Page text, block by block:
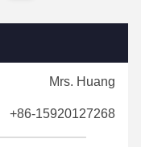
Mrs. Huang
+86-15920127268